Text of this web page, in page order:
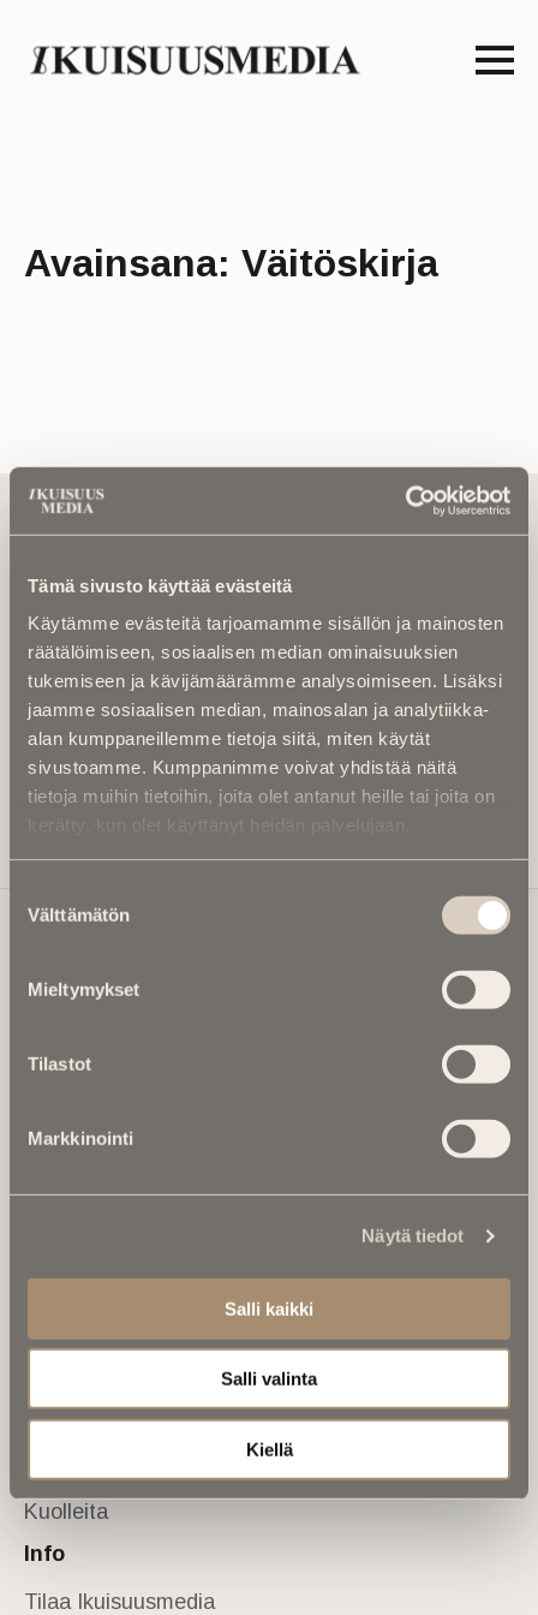
Tämä sivusto käyttää evästeitä
Käytämme evästeitä tarjoamamme sisällön ja mainosten
räätälöimiseen, sosiaalisen median ominaisuuksien
tukemiseen ja kävijämäärämme analysoimiseen. Lisäksi
jaamme sosiaalisen median, mainosalan ja analytiikka-
alan kumppaneillemme tietoja siitä, miten käytät
sivustoamme. Kumppanimme voivat yhdistää näitä
tietoja muihin tietoihin, joita olet antanut heille tai joita on
kerätty, kun olet käyttänyt heidän palvelujaan.
valinta
Välttämätön
Mieltymykset
Tilastot
Markkinointi
Näytä tiedot
Salli kaikki
Salli valinta
Kiellä
Avainsana: Väitöskirja
Tilaa uutiskirje - Pääset heti parhaiden
artikkelien pariin!
Kirjoita alle sähköpostiosoitteesi niin saat kaksi kertaa
etteivät kiinnostavat artikkelit jää huomaamatta.
Uutiskirje on maksuton eikä se velvoita mihinkään.
Kirjoita tähän sähköpostiosoite, johon haluat uutiskirjeen
tulevan:
Tilaa Uutiskirje
Ikuisuusmedia
valtakunnallinen mediabrändi. Julkaisemme uusimmat
kuolinuutiset ja kuolintiedot.
Anna palautetta
Muistokirjoituksia
Kuolema koskettaa
Asiantuntijoilta
Kuolleita
Info
Tilaa Ikuisuusmedia